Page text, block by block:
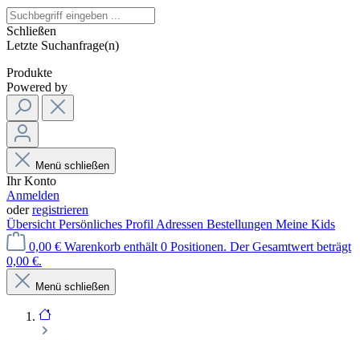
Schließen
Letzte Suchanfrage(n)
Produkte
Powered by
Menü schließen
Ihr Konto
Anmelden
oderregistrieren
Übersicht Persönliches Profil Adressen Bestellungen Meine Kids
0,00 € Warenkorb enthält 0 Positionen. Der Gesamtwert beträgt
0,00 €.
Menü schließen